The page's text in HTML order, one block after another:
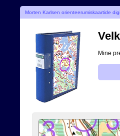
Morten Karlsen orienteerumiskaartide
Mine